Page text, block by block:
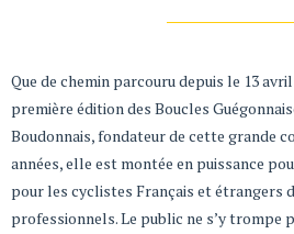
Que de chemin parcouru depuis le 13
première édition des Boucles
Boudonnais, fondateur de cette grande
années, elle est montée en puissance
pour les cyclistes Français et étrangers
professionnels. Le public ne s’y trompe